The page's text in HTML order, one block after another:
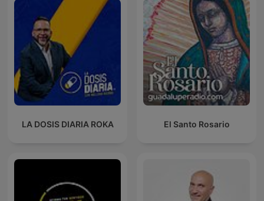
LA DOSIS DIARIA ROKA El Santo Rosario